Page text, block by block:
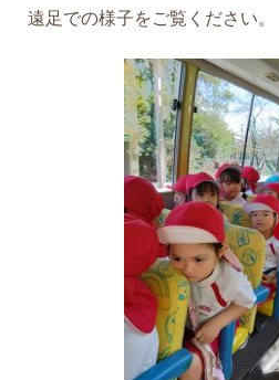
遠足での様子をご覧ください。